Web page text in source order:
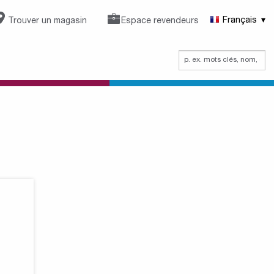
Trouver un magasin Espace revendeurs Français